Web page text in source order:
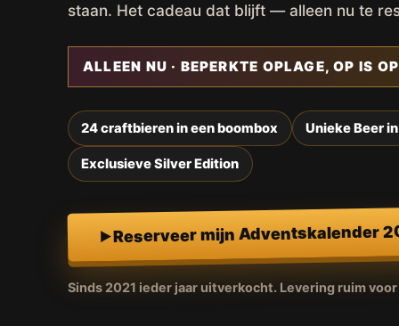
staan. Het cadeau dat blijft — alleen nu te
ALLEEN NU · BEPERKTE OPLAGE, OP IS OP
24 craftbieren in een boombox Unieke Beer
Exclusieve Silver Edition
Reserveer mijn Adventskalender
Sinds 2021 ieder jaar uitverkocht. Levering ruim